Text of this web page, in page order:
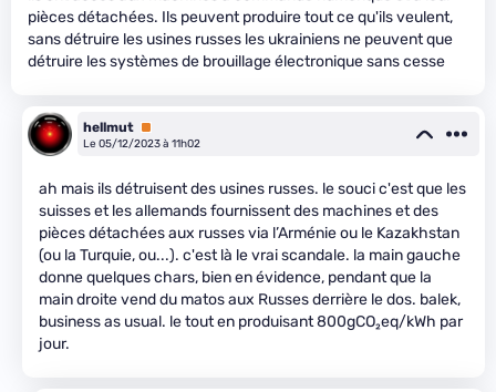
pièces détachées. Ils peuvent produire tout ce qu'ils veulent,
sans détruire les usines russes les ukrainiens ne peuvent que
détruire les systèmes de brouillage électronique sans cesse
hellmut Premium
Le 05/12/2023 à 11h02
ah mais ils détruisent des usines russes. le souci c'est que les
suisses et les allemands fournissent des machines et des
pièces détachées aux russes via l’Arménie ou le Kazakhstan
(ou la Turquie, ou...). c'est là le vrai scandale. la main gauche
donne quelques chars, bien en évidence, pendant que la
main droite vend du matos aux Russes derrière le dos. balek,
business as usual. le tout en produisant 800gCO₂eq/kWh par
jour.